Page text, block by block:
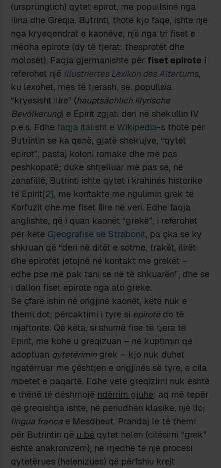
(ursprünglich) qytet epirot, me popullsinë nga
Iliria dhe Greqia. Butrinti, thotë kjo faqe, ishte një
nga kryeqendrat e kaonëve, një nga tri fiset e
mëdha epirote (dy të tjerat: thesprotët dhe
molosët). Faqja gjermanishte për fiset epirote i
referohet një Illustriertes Lexikon des Altertums,
ku lexohet, mes të tjerash, se. popullsia
“kryesisht ilire” (hauptsächlich illyrische
Bevölkerung) e Epirit zgjati deri në shekullin IV
p.e.s. Edhe faqja italisht e Wikipedia-s thotë për
Butrintin se ka qenë, gjatë shekujve, “qytet
epirot”, pastaj koloni romake dhe më pas
peshkopatë; duke shtjelluar më pas se, në
zanafillë, Butrinti ishte qytet i krahinës historike
të Epirit[2], me kontakte me ngulimin grek të
Korfuzit dhe me fiset ilire në veri. Edhe faqja
anglishte, që i quan kaonët “grekë”, i referohet
për këtë Gjeografisë së Strabonit, pa çka se ky
shkruan që “deri në ditët e sotme, trakët, ilirët
dhe epirotët jetojnë në kontakt me grekët –
edhe pse më pak tani se në të shkuarën”, dhe se
i dallon fiset epirote nga ato greke.
Se çfarë ishin në origjinë kaonët, këtë nuk e
themi dot; përcaktimi i tyre si epirotë do të
mjaftonte. Që këta, si shumë fise të tjera të
Epirit, me kohë u greqizuan – në kuptimin që
adoptuan qytetërimin grek – kjo nuk duhet
ngatërruar me çështjen e origjinës së tyre, e cila
mbetet e paqartë. Edhe vetë greqizimi nuk është
e thënë të dëshmojë ndërrim gjuhe: aq më tepër
që greqishtja ishte, në periudhën klasike, një lloj
lingua franca e Mesdheut. Prandaj le të themi
për Butrintin që u bë qytet helen (cilësimi “grek”
është anakronizëm), në rrjedhë të një procesi
qytetërues (helenizues) që përfshiu krejt